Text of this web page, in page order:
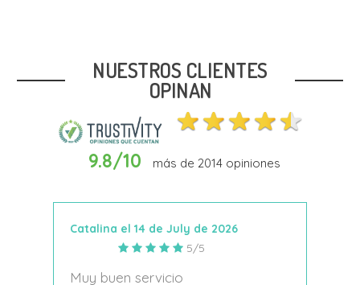
NUESTROS CLIENTES
OPINAN
9.8/10 más de 2014opiniones
Catalina el 14 de July de 2026
5/5
Muy buen servicio